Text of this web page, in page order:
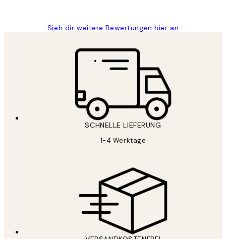
Sieh dir weitere Bewertungen hier an
SCHNELLE LIEFERUNG
1-4 Werktage